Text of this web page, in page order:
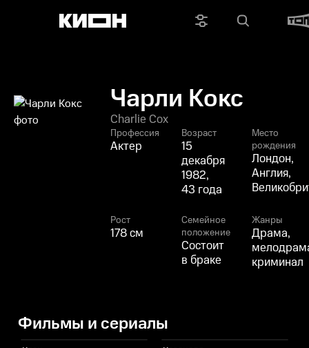
Чарли Кокс
Charlie Cox
Профессия
Актер
Возраст
15
декабря
1982,
43 года
Место
рождения
Лондон,
Англия,
Рост
178 см
Семейное
положение
Состоит
в браке
Жанры
Драма,
криминал
Фильмы и сериалы